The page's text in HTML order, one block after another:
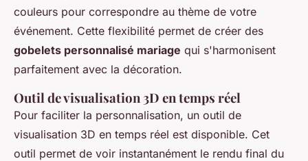
couleurs pour correspondre au thème de votre
événement. Cette flexibilité permet de créer des
gobelets personnalisé mariage qui s'harmonisent
parfaitement avec la décoration.
Outil de visualisation 3D en temps réel
Pour faciliter la personnalisation, un outil de
visualisation 3D en temps réel est disponible. Cet
outil permet de voir instantanément le rendu final du